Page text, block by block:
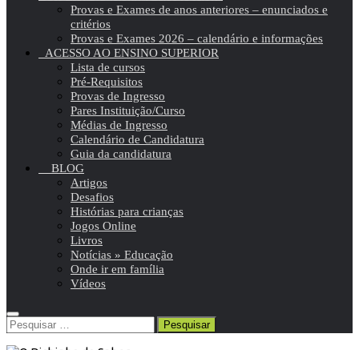
Provas e Exames de anos anteriores – enunciados e
critérios
Provas e Exames 2026 – calendário e informações
ACESSO AO ENSINO SUPERIOR
Lista de cursos
Pré-Requisitos
Provas de Ingresso
Pares Instituição/Curso
Médias de Ingresso
Calendário de Candidatura
Guia da candidatura
BLOG
Artigos
Desafios
Histórias para crianças
Jogos Online
Livros
Notícias » Educação
Onde ir em família
Vídeos
Pesquisar
por: